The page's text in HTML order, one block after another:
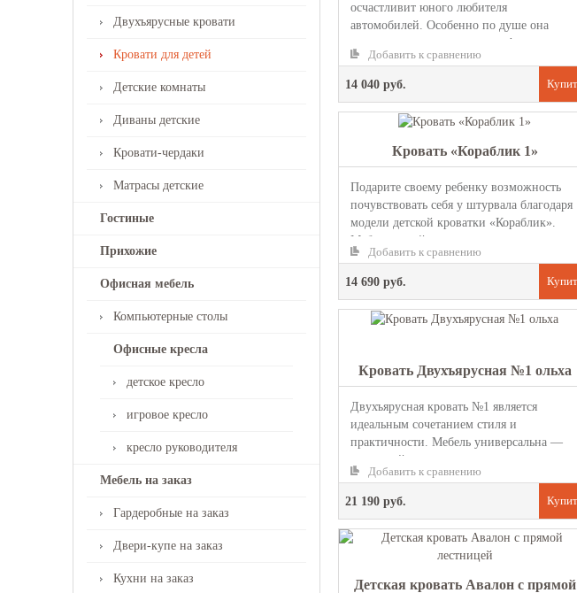
Двухъярусные кровати
Кровати для детей
Детские комнаты
Диваны детские
Кровати-чердаки
Матрасы детские
Гостиные
Прихожие
Офисная мебель
Компьютерные столы
Офисные кресла
детское кресло
игровое кресло
кресло руководителя
Мебель на заказ
Гардеробные на заказ
Двери-купе на заказ
Кухни на заказ
осчастливит юного любителя
автомобилей. Особенно по душе она
придется поклонникам мультфильма
«Тачки», ...
Добавить к сравнению
14 040 руб.
Кровать «Кораблик 1»
Подарите своему ребенку возможность
почувствовать себя у штурвала благодаря
модели детской кроватки «Кораблик».
Мебель подойдет как мальч...
Добавить к сравнению
14 690 руб.
Кровать Двухъярусная №1 ольха
Двухъярусная кровать №1 является
идеальным сочетанием стиля и
практичности. Мебель универсальна —
она подойдет как для девочки, так и для...
Добавить к сравнению
21 190 руб.
Детская кровать Авалон с прямой